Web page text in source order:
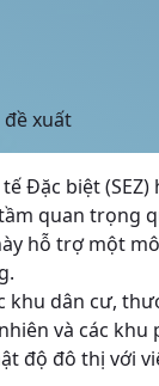
xuất
Đặc biệt
quan trọng
hỗ trợ một
khu dân cư,
và các
độ đô thị với